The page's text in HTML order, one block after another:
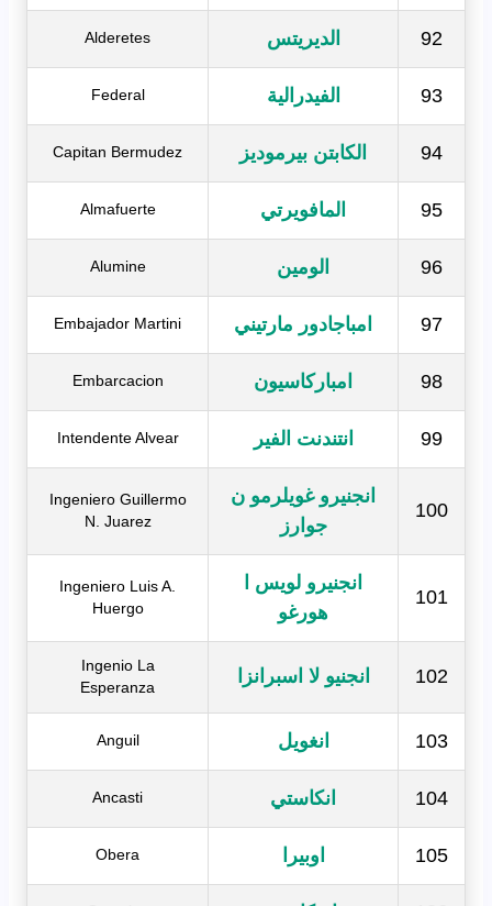
92 الديريتس Alderetes
93 الفيدرالية Federal
94 الكابتن بيرموديز Capitan Bermudez
95 المافويرتي Almafuerte
96 الومين Alumine
97 امباجادور مارتيني Embajador Martini
98 امباركاسيون Embarcacion
99 انتندنت الفير Intendente Alvear
100
انجنيرو غويلرمو ن
جوارز
Ingeniero Guillermo
N. Juarez
101
انجنيرو لويس ا
هورغو
Ingeniero Luis A.
Huergo
102 انجنيو لا اسبرانزا
Ingenio La
Esperanza
103 انغويل Anguil
104 انكاستي Ancasti
105 اوبيرا Obera